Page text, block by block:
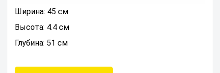
Ширина: 45 см
Высота: 4.4 см
Глубина: 51 см